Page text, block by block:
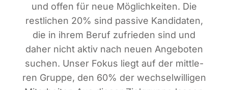
und offen für neue Mög­lich­kei­ten. Die
rest­li­chen 20% sind pas­si­ve Kan­di­da­ten,
die in ihrem Beruf zufrie­den sind und
daher nicht aktiv nach neu­en Ange­bo­ten
suchen. Unser Fokus liegt auf der mitt­le­
ren Grup­pe, den 60% der wech­sel­wil­li­gen